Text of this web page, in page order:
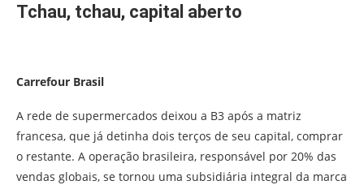
Tchau, tchau, capital aberto
Carrefour Brasil
A rede de supermercados deixou a B3 após a matriz
francesa, que já detinha dois terços de seu capital, comprar
o restante. A operação brasileira, responsável por 20% das
vendas globais, se tornou uma subsidiária integral da marca